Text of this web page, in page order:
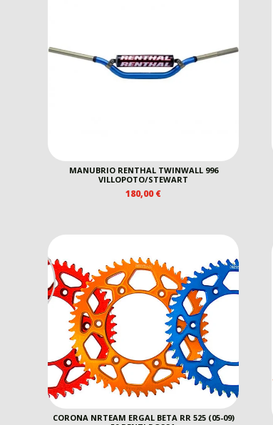
MANUBRIO RENTHAL TWINWALL 996
VILLOPOTO/STEWART
180,00€
CORONA NRTEAM ERGAL BETA RR 525 (05-09)